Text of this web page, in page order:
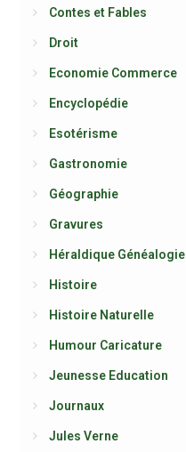
Contes et Fables
Droit
Economie Commerce
Encyclopédie
Esotérisme
Gastronomie
Géographie
Gravures
Héraldique Généalogie
Histoire
Histoire Naturelle
Humour Caricature
Jeunesse Education
Journaux
Jules Verne